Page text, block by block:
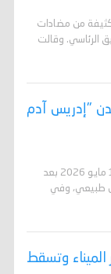
كثيفة من مضادات
الرئاسي. وقالت
"إدريس آدم
قدم ممثل جمهورية صوماليلاند الى عدن في تاريخ 15 مايو 2026 بعد
طبيعي، وفي
الميناء وتسقط